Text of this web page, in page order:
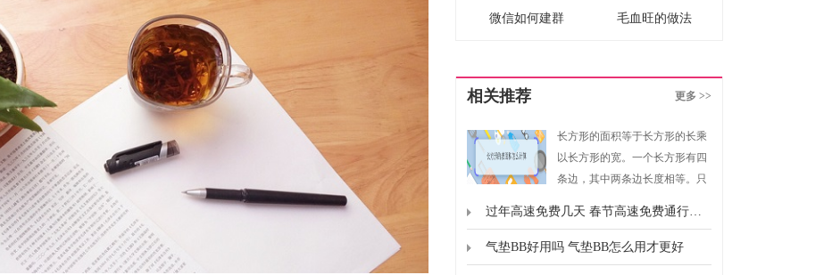
微信如何建群 毛血旺的做法
相关推荐 更多 >>
长方形的面积等于长方形的长乘
以长方形的宽。一个长方形有四
条边，其中两条边长度相等。只
果我们知道长方形的面积和长方
形的长，就可以求出长方形的
过年高速免费几天 春节高速免费通行时间
气垫BB好用吗 气垫BB怎么用才更好